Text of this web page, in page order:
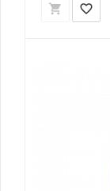
local_grocery_store favorite_border